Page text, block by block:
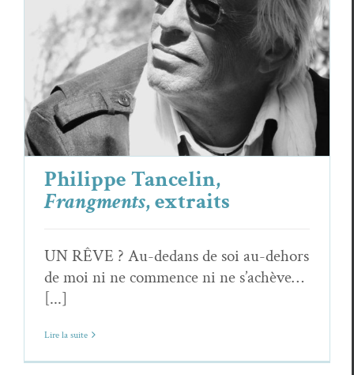
Philippe Tancelin,Frangments , extraits
Philippe Tancelin Poèmes
Philippe Tancelin,
Frangments, extraits
UN RÊVE ? Au-dedans de soi au-dehors
de moi ni ne commence ni ne s’achève…
[...]
Lire la suite